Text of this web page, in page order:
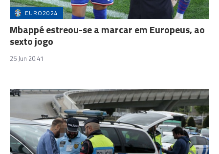
EURO2024
Mbappé estreou-se a marcar em Europeus, ao
sexto jogo
25 Jun 20:41